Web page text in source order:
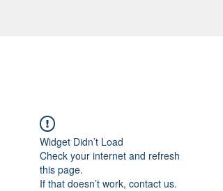
Widget Didn’t Load
Check your internet and refresh
this page.
If that doesn’t work, contact us.